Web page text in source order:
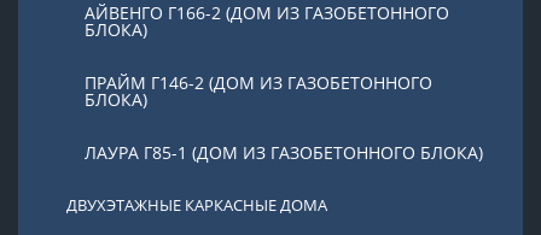
АЙВЕНГО Г166-2 (ДОМ ИЗ ГАЗОБЕТОННОГО
БЛОКА)
ПРАЙМ Г146-2 (ДОМ ИЗ ГАЗОБЕТОННОГО
БЛОКА)
ЛАУРА Г85-1 (ДОМ ИЗ ГАЗОБЕТОННОГО БЛОКА)
ДВУХЭТАЖНЫЕ КАРКАСНЫЕ ДОМА